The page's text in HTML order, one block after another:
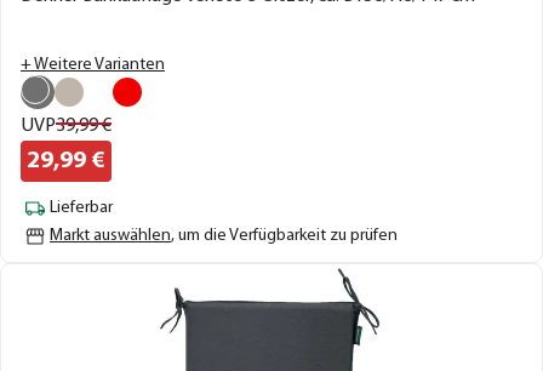
+ Weitere Varianten
UVP39,99€
29,99 €
Lieferbar
Markt auswählen, um die Verfügbarkeit zu prüfen